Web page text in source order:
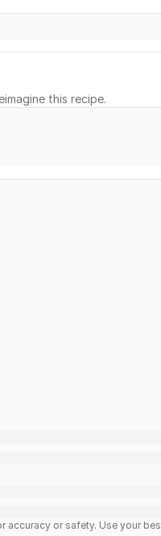
this recipe.
or safety. Use your